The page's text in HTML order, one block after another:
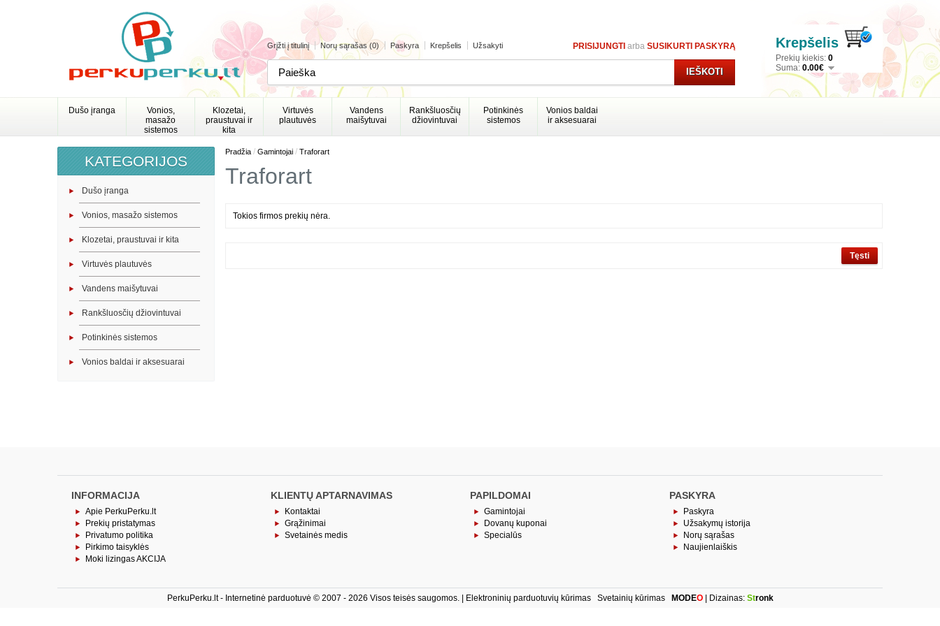
Krepšelis
Prekių kiekis: 0
Suma: 0.00€
IEŠKOTI
PRISIJUNGTI arba SUSIKURTI PASKYRĄ
Grįžti į titulinį Norų sąrašas (0) Paskyra Krepšelis Užsakyti
Dušo įranga
Vonios,
masažo
sistemos
Klozetai,
praustuvai ir
kita
Virtuvės
plautuvės
Vandens
maišytuvai
Rankšluosčių
džiovintuvai
Potinkinės
sistemos
Vonios baldai
ir aksesuarai
KATEGORIJOS
Dušo įranga
Vonios, masažo sistemos
Klozetai, praustuvai ir kita
Virtuvės plautuvės
Vandens maišytuvai
Rankšluosčių džiovintuvai
Potinkinės sistemos
Vonios baldai ir aksesuarai
Pradžia / Gamintojai / Traforart
Traforart
Tokios firmos prekių nėra.
Tęsti
INFORMACIJA
Apie PerkuPerku.lt
Prekių pristatymas
Privatumo politika
Pirkimo taisyklės
Moki lizingas AKCIJA
KLIENTŲ APTARNAVIMAS
Kontaktai
Grąžinimai
Svetainės medis
PAPILDOMAI
Gamintojai
Dovanų kuponai
Specialūs
PASKYRA
Paskyra
Užsakymų istorija
Norų sąrašas
Naujienlaiškis
PerkuPerku.lt - Internetinė parduotuvė © 2007 - 2026 Visos teisės saugomos. | Elektroninių parduotuvių kūrimas Svetainių kūrimas MODEO| Dizainas: Stronk